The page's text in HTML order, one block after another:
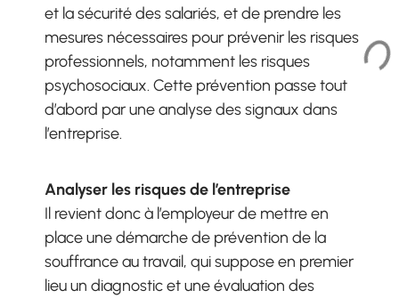
et la sécurité des salariés, et de prendre les
mesures nécessaires pour prévenir les risques
professionnels, notamment les risques
psychosociaux. Cette prévention passe tout
d’abord par une analyse des signaux dans
l’entreprise.
Analyser les risques de l’entreprise
Il revient donc à l’employeur de mettre en
place une démarche de prévention de la
souffrance au travail, qui suppose en premier
lieu un diagnostic et une évaluation des